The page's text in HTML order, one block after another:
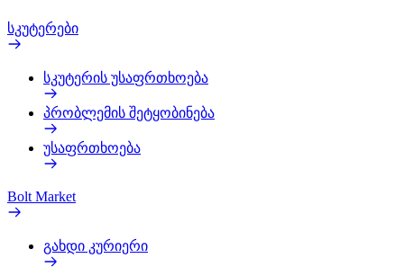
სკუტერები
სკუტერის უსაფრთხოება
პრობლემის შეტყობინება
უსაფრთხოება
Bolt Market
გახდი კურიერი